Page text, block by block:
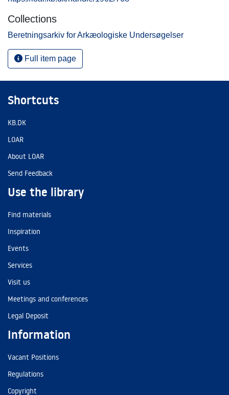
Collections
Beretningsarkiv for Arkæologiske Undersøgelser
Full item page
Shortcuts
KB.DK
LOAR
About LOAR
Send Feedback
Use the library
Find materials
Inspiration
Events
Services
Visit us
Meetings and conferences
Legal Deposit
Information
Vacant Positions
Regulations
Copyright